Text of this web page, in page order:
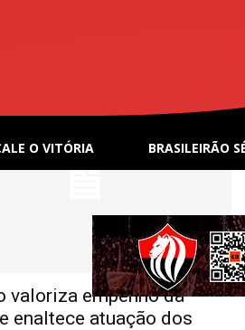
O VITÓRIA BRASILEIRÃO
valoriza empenho da
enaltece atuação dos